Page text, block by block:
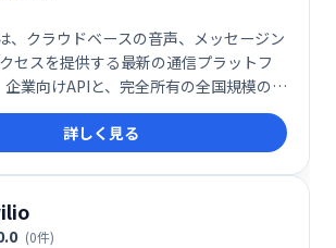
クラウドベースの音声、メッセージン
セスを提供する最新の通信プラットフ
企業向けAPIと、完全所有の全国規模の全
ワークを組み合わせ、信頼性の高いサー
す。世界中の大手ブランドが、革新的
コミュニケーション方法の進化に
用しています。
詳しく見る
(0件)